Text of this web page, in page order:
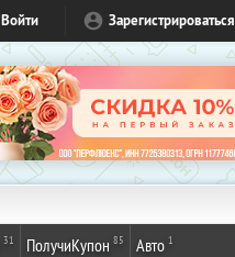
Войти Зарегистрироваться
31 ПолучиКупон 85 Авто 1